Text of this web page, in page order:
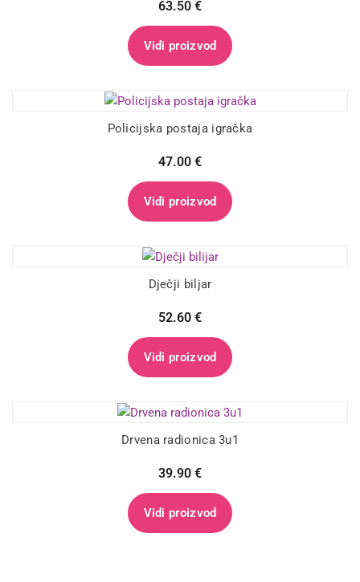
63.50 €
Vidi proizvod
Policijska postaja igračka
47.00 €
Vidi proizvod
Dječji biljar
52.60 €
Vidi proizvod
Drvena radionica 3u1
39.90 €
Vidi proizvod